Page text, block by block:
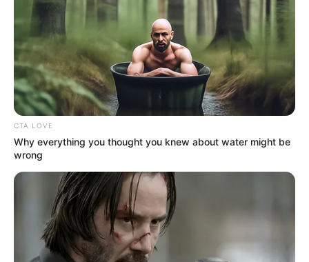
TOVÁBBI LEHETŐSÉGEK
OK, ELFOGADOM